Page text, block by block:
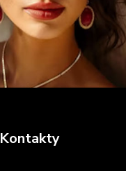
Kontakty